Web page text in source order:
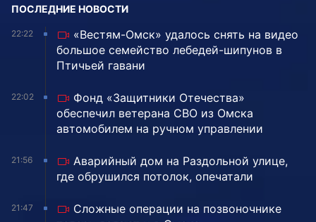
ПОСЛЕДНИЕ НОВОСТИ
22:22
«Вестям-Омск» удалось снять на видео
большое семейство лебедей-шипунов в
Птичьей гавани
22:02
Фонд «Защитники Отечества»
обеспечил ветерана СВО из Омска
автомобилем на ручном управлении
21:56
Аварийный дом на Раздольной улице,
где обрушился потолок, опечатали
21:47
Сложные операции на позвоночнике